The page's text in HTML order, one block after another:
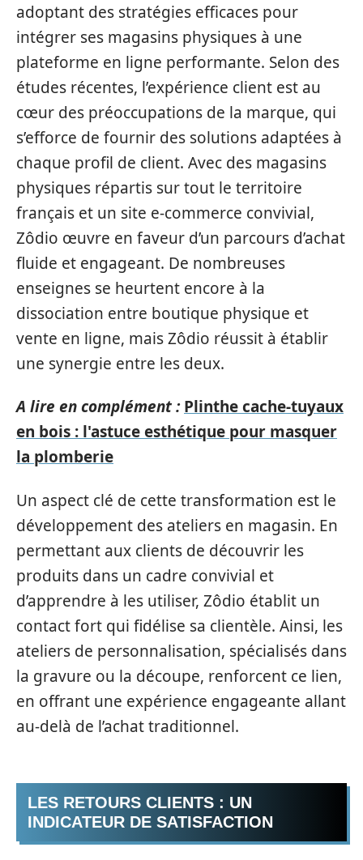
adoptant des stratégies efficaces pour
intégrer ses magasins physiques à une
plateforme en ligne performante. Selon des
études récentes, l’expérience client est au
cœur des préoccupations de la marque, qui
s’efforce de fournir des solutions adaptées à
chaque profil de client. Avec des magasins
physiques répartis sur tout le territoire
français et un site e-commerce convivial,
Zôdio œuvre en faveur d’un parcours d’achat
fluide et engageant. De nombreuses
enseignes se heurtent encore à la
dissociation entre boutique physique et
vente en ligne, mais Zôdio réussit à établir
une synergie entre les deux.
A lire en complément : Plinthe cache-tuyaux
en bois : l'astuce esthétique pour masquer
la plomberie
Un aspect clé de cette transformation est le
développement des ateliers en magasin. En
permettant aux clients de découvrir les
produits dans un cadre convivial et
d’apprendre à les utiliser, Zôdio établit un
contact fort qui fidélise sa clientèle. Ainsi, les
ateliers de personnalisation, spécialisés dans
la gravure ou la découpe, renforcent ce lien,
en offrant une expérience engageante allant
au-delà de l’achat traditionnel.
LES RETOURS CLIENTS : UN
INDICATEUR DE SATISFACTION